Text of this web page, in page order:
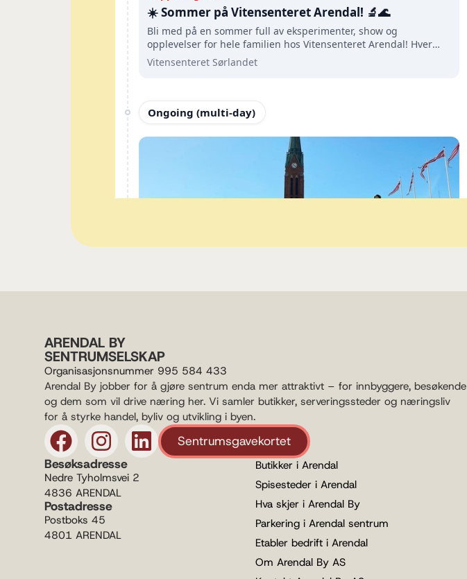
ARENDAL BY
SENTRUMSELSKAP
Organisasjonsnummer 995 584 433
Arendal By jobber for å gjøre sentrum enda mer attraktivt – for innbyggere, besøkende
og dem som vil drive næring her. Vi samler butikker, serveringssteder og næringsliv
for å styrke handel, byliv og utvikling i byen.
Sentrumsgavekortet
Besøksadresse
Nedre Tyholmsvei 2
4836 ARENDAL
Postadresse
Postboks 45
4801 ARENDAL
Butikker i Arendal
Spisesteder i Arendal
Hva skjer i Arendal By
Parkering i Arendal sentrum
Etabler bedrift i Arendal
Om Arendal By AS